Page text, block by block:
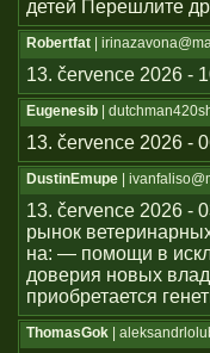
детей Перешлите
Robertfat |
13. července 2026 -
Eugenesib |
13. července 2026 -
DustinEmupe |
13. července 2026 -
рынок
на: — помощи в
доверия новых
приобретается
ThomasGok |